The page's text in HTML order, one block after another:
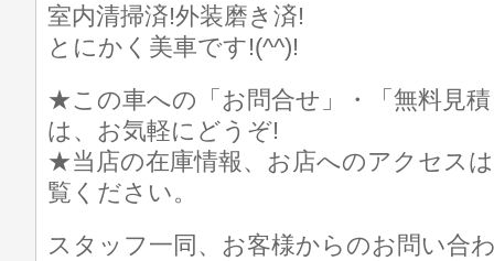
室内清掃済!外装磨き済!
とにかく美車です!(^^)!
★この車への「お問合せ」・「無料見
は、お気軽にどうぞ!
★当店の在庫情報、お店へのアクセス
覧ください。
スタッフ一同、お客様からのお問い合